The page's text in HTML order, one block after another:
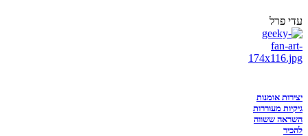
עדי פרל
יצירות אומנות
גיקיות מעוררות
השראה ששווה
להכיר